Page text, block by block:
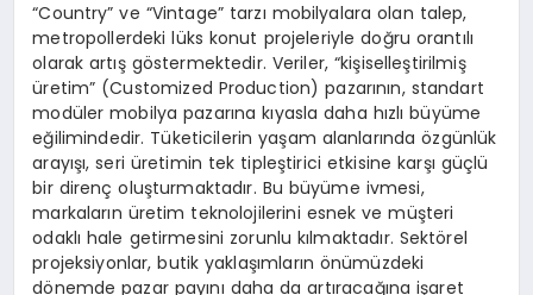
“Country” ve “Vintage” tarzı mobilyalara olan talep,
metropollerdeki lüks konut projeleriyle doğru orantılı
olarak artış göstermektedir. Veriler, “kişiselleştirilmiş
üretim” (Customized Production) pazarının, standart
modüler mobilya pazarına kıyasla daha hızlı büyüme
eğilimindedir. Tüketicilerin yaşam alanlarında özgünlük
arayışı, seri üretimin tek tipleştirici etkisine karşı güçlü
bir direnç oluşturmaktadır. Bu büyüme ivmesi,
markaların üretim teknolojilerini esnek ve müşteri
odaklı hale getirmesini zorunlu kılmaktadır. Sektörel
projeksiyonlar, butik yaklaşımların önümüzdeki
dönemde pazar payını daha da artıracağına işaret